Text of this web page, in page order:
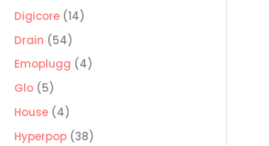
Digicore 1414
Drain 5454
productos
Emoplugg 44
Glo 55
productos
House 44
productos
Hyperpop 3838